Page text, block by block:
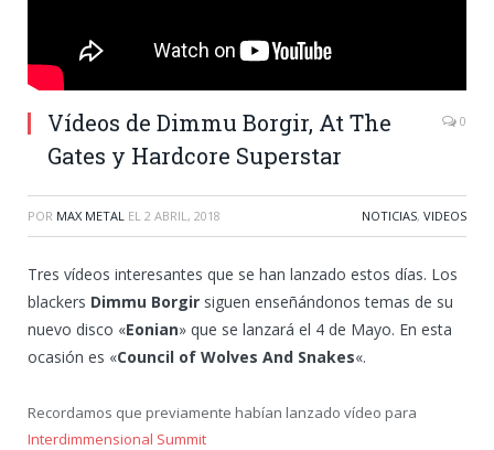
Vídeos de Dimmu Borgir, At The
Gates y Hardcore Superstar
0
POR MAX METAL EL 2 ABRIL, 2018 NOTICIAS, VIDEOS
Tres vídeos interesantes que se han lanzado estos días. Los
blackers Dimmu Borgir siguen enseñándonos temas de su
nuevo disco «Eonian» que se lanzará el 4 de Mayo. En esta
ocasión es «Council of Wolves And Snakes«.
Recordamos que previamente habían lanzado vídeo para
Interdimmensional Summit